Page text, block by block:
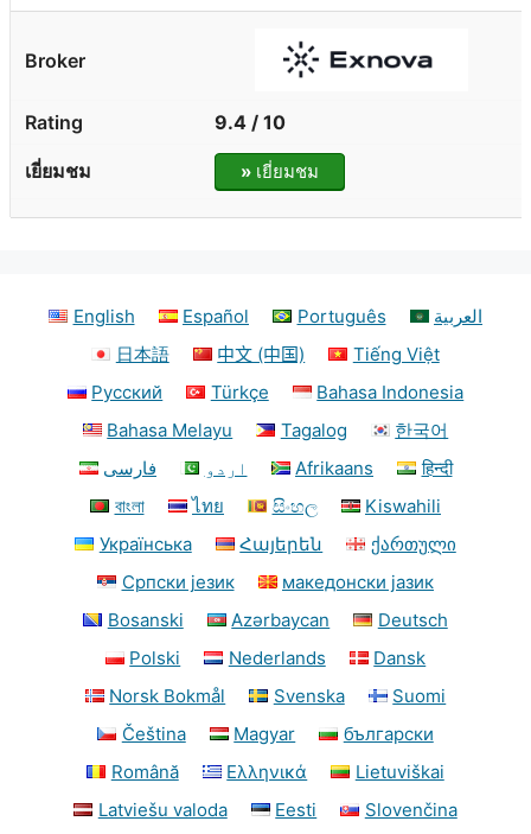
9.4 / 10
»เยี่ยมชม
English Español Português
العربية
日本語
中文 (中国)
Tiếng Việt
Русский
Türkçe
Bahasa Indonesia
Bahasa Melayu
Tagalog
한국어
فارسی
اردو Afrikaans
हिन्दी
বাংলা
ไทย සිංහල
Kiswahili
Українська
Հայերեն
ქართული
Српски језик
македонски јазик
Bosanski
Azərbaycan
Deutsch
Polski
Nederlands
Dansk
Norsk Bokmål
Svenska
Suomi
Čeština
Magyar
български
Română
Ελληνικά
Lietuviškai
Latviešu valoda
Eesti Slovenčina